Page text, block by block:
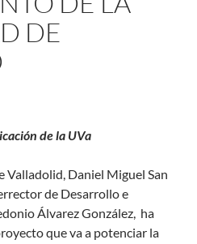
DE
de la UVa
Valladolid, Daniel Miguel San
de Desarrollo e
Álvarez González, ha
que va a potenciar la